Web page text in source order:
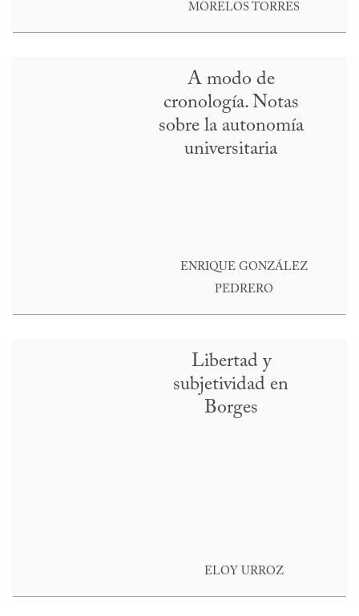
MORELOS TORRES
A modo de
cronología. Notas
sobre la autonomía
universitaria
ENRIQUE GONZÁLEZ
PEDRERO
Libertad y
subjetividad en
Borges
ELOY URROZ